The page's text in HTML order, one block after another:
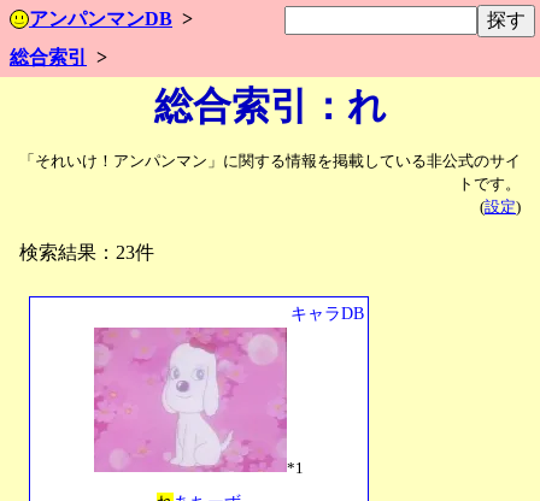
アンパンマンDB
総合索引
総合索引：れ
「それいけ！アンパンマン」に関する情報を掲載している非公式のサイ
トです。
(設定)
検索結果：23件
キャラDB
*1